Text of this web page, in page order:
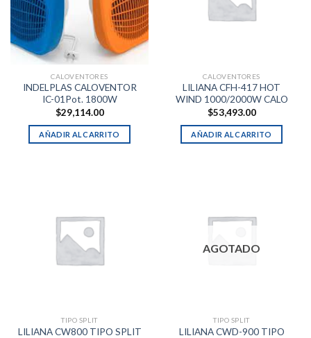
CALOVENTORES
INDELPLAS CALOVENTOR
IC-01Pot. 1800W
$29,114.00
AÑADIR AL CARRITO
CALOVENTORES
LILIANA CFH-417 HOT
WIND 1000/2000W CALO
$53,493.00
AÑADIR AL CARRITO
TIPO SPLIT
LILIANA CW800 TIPO SPLIT
AGOTADO
TIPO SPLIT
LILIANA CWD-900 TIPO